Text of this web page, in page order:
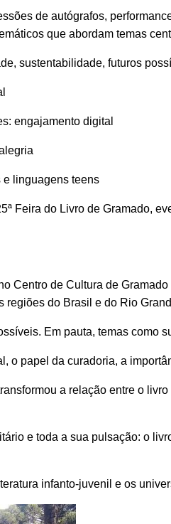
de autógrafos,
que abordam temas
sustentabilidade, futuros
engajamento digital
e linguagens teens
Feira do Livro de Gramado,
Centro de Cultura de
regiões do Brasil e do Rio
Em pauta, temas como
o papel da curadoria, a
a relação entre o
e toda a sua pulsação: o
infanto-juvenil e os